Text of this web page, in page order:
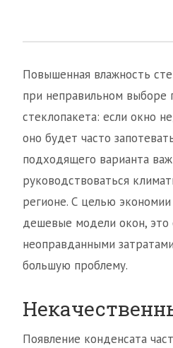
Повышенная влажность
при неправильном выборе
стеклопакета: если окно
оно будет часто
подходящего варианта
руководствоваться
регионе. С целью
дешевые модели окон, это
неоправданными
большую проблему.
Появление конденсата